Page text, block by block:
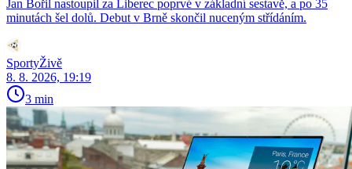
Jan Bořil nastoupil za Liberec poprvé v základní sestavě, a po 35
minutách šel dolů. Debut v Brně skončil nuceným střídáním.
SportyŽivě
8. 8. 2026, 19:19
3 min